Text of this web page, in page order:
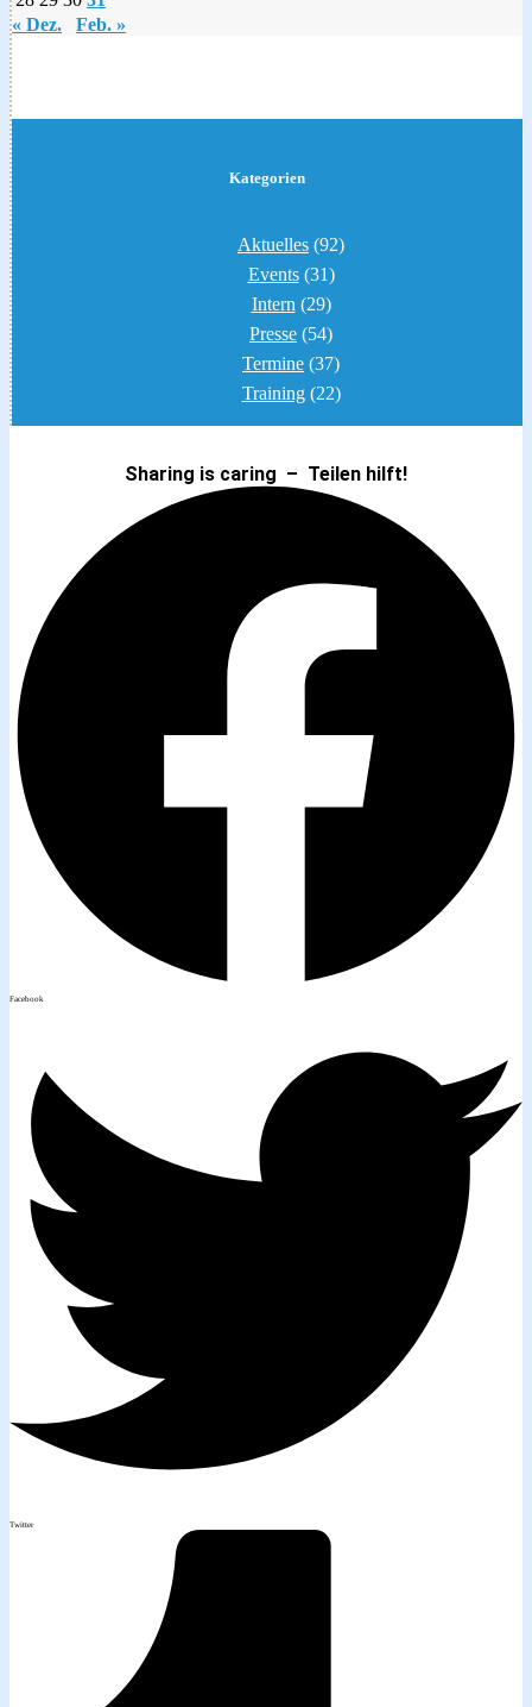
« Dez.
Feb. »
Kategorien
Aktuelles (92)
Events(31)
Intern (29)
Presse (54)
Termine (37)
Training(22)
Sharing is caring – Teilen hilft!
Facebook
Twitter